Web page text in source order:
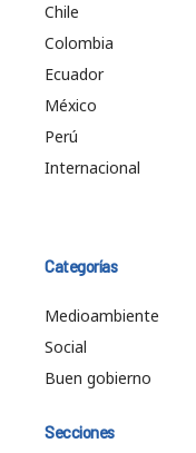
Chile
Colombia
Ecuador
México
Perú
Internacional
Categorías
Medioambiente
Social
Buen gobierno
Secciones